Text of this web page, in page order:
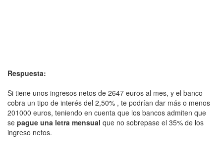
Respuesta:
Si tiene unos ingresos netos de 2647 euros al mes, y el banco
cobra un tipo de interés del 2,50% , te podrían dar más o menos
201000 euros, teniendo en cuenta que los bancos admiten que
se pague una letra mensual que no sobrepase el 35% de los
ingreso netos.